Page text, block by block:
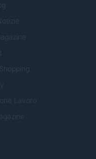
Lavoro